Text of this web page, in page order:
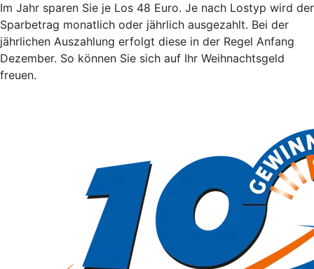
Im Jahr sparen Sie je Los 48 Euro. Je nach Lostyp wird der
Sparbetrag monatlich oder jährlich ausgezahlt. Bei der
jährlichen Auszahlung erfolgt diese in der Regel Anfang
Dezember. So können Sie sich auf Ihr Weihnachtsgeld
freuen.